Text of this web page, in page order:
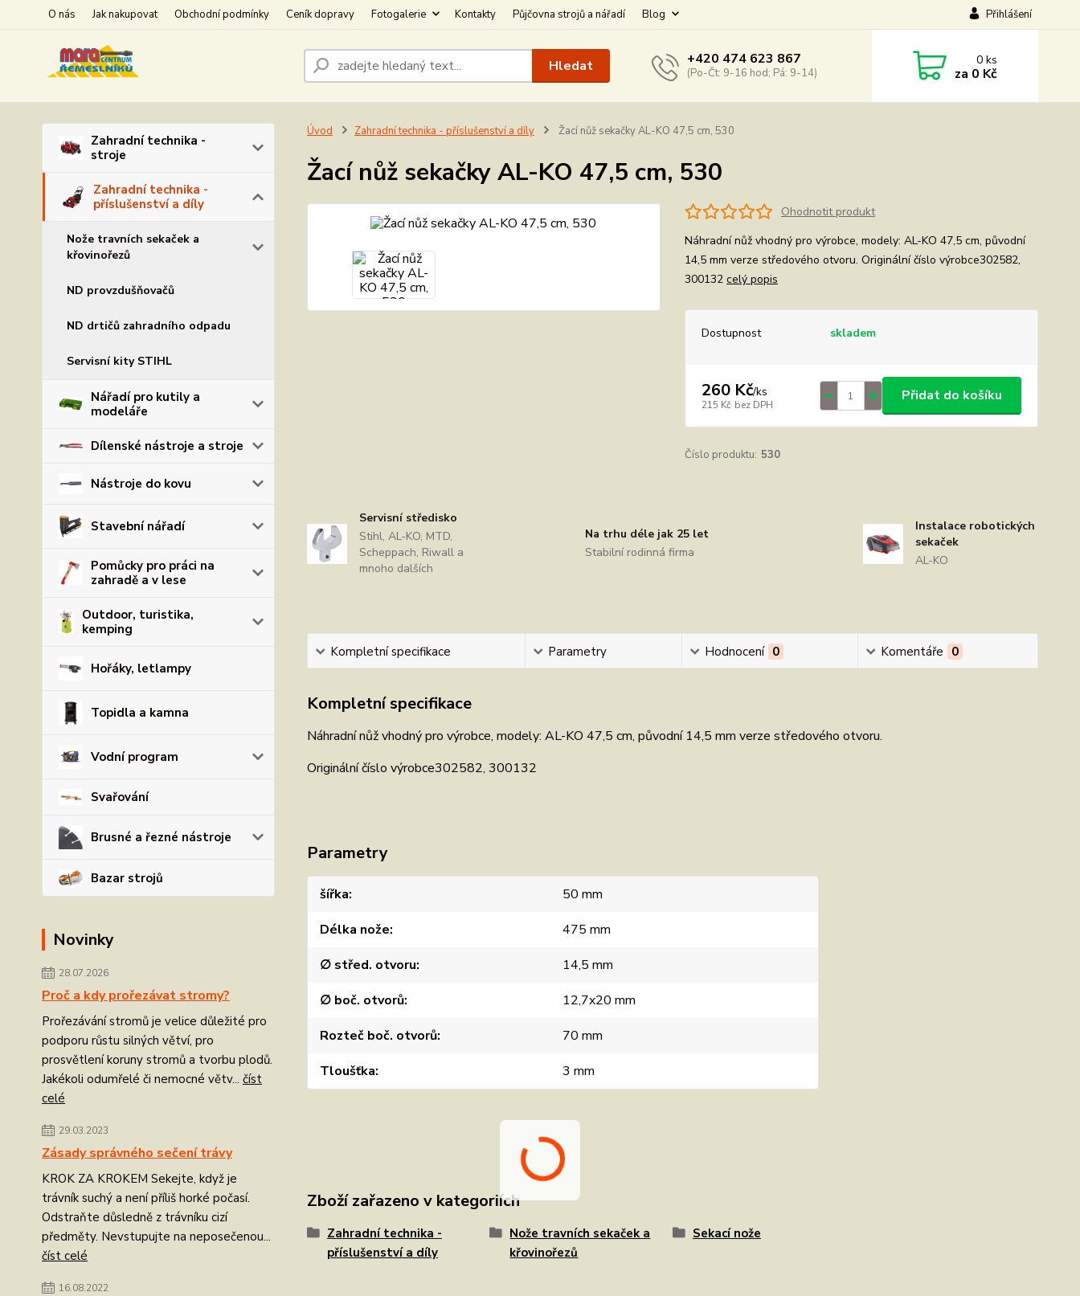
O nás Jak nakupovat Obchodní podmínky Ceník dopravy Fotogalerie Kontakty Půjčovna strojů a nářadí Blog Přihlášení
Hledat +420 474 623 867
(Po-Čt: 9-16 hod; Pá: 9-14)
0ks
za 0 Kč
Zahradní technika -
stroje
Zahradní technika -
příslušenství a díly
Nože travních sekaček a
křovinořezů
ND provzdušňovačů
ND drtičů zahradního odpadu
Servisní kity STIHL
Nářadí pro kutily a
modeláře
Dílenské nástroje a stroje
Nástroje do kovu
Stavební nářadí
Pomůcky pro práci na
zahradě a v lese
Outdoor, turistika,
kemping
Hořáky, letlampy
Topidla a kamna
Vodní program
Svařování
Brusné a řezné nástroje
Bazar strojů
Novinky
28.07.2026
Proč a kdy prořezávat stromy?
Prořezávání stromů je velice důležité pro
podporu růstu silných větví, pro
prosvětlení koruny stromů a tvorbu plodů.
Jakékoli odumřelé či nemocné větv... číst
celé
29.03.2023
Zásady správného sečení trávy
KROK ZA KROKEM Sekejte, když je
trávník suchý a není příliš horké počasí.
Odstraňte důsledně z trávníku cizí
předměty. Nevstupujte na neposečenou...
číst celé
16.08.2022
Úvod Zahradní technika - příslušenství a díly Žací nůž sekačky AL-KO 47,5 cm, 530
Žací nůž sekačky AL-KO 47,5 cm, 530
Ohodnotit produkt
Náhradní nůž vhodný pro výrobce, modely: AL-KO 47,5 cm, původní
14,5 mm verze středového otvoru. Originální číslo výrobce302582,
300132 celý popis
Dostupnost skladem
260 Kč/ks
215 Kč bez DPH
Přidat do košíku
Číslo produktu: 530
Servisní středisko
Stihl, AL-KO, MTD,
Scheppach, Riwall a
mnoho dalších
Na trhu déle jak 25 let
Stabilní rodinná firma
Instalace robotických
sekaček
AL-KO
Kompletní specifikace Parametry Hodnocení 0 Komentáře 0
Kompletní specifikace
Náhradní nůž vhodný pro výrobce, modely: AL-KO 47,5 cm, původní 14,5 mm verze středového otvoru.
Originální číslo výrobce302582, 300132
Parametry
šířka
50 mm
Délka nože
475 mm
∅ střed. otvoru
14,5 mm
∅ boč. otvorů
12,7x20 mm
Rozteč boč. otvorů
70 mm
Tloušťka
3 mm
Zboží zařazeno v kategoriích
Zahradní technika -
příslušenství a díly
Nože travních sekaček a
křovinořezů
Sekací nože